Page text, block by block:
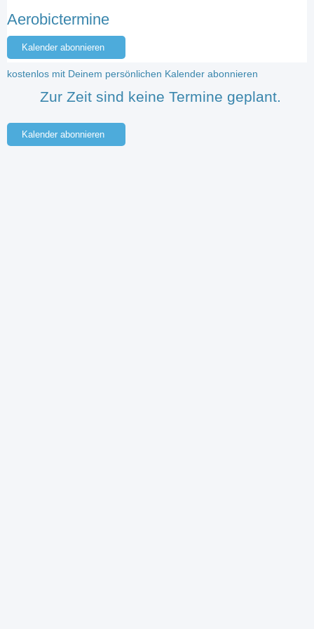
Aerobictermine
Kalender abonnieren
kostenlos mit Deinem persönlichen Kalender abonnieren
Zur Zeit sind keine Termine geplant.
Kalender abonnieren